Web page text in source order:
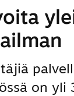
on yli